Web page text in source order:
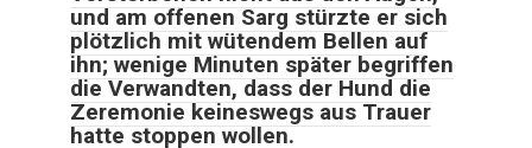
und am offenen Sarg stürzte er sich
plötzlich mit wütendem Bellen auf
ihn; wenige Minuten später begriffen
die Verwandten, dass der Hund die
Zeremonie keineswegs aus Trauer
hatte stoppen wollen.